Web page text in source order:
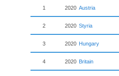
1 2020 Austria
2 2020 Styria
3 2020 Hungary
4 2020 Britain